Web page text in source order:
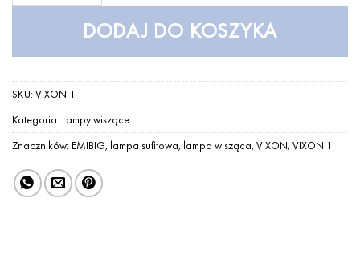
DODAJ DO KOSZYKA
SKU: VIXON 1
Kategoria: Lampy wiszące
Znaczników: EMIBIG, lampa sufitowa, lampa wisząca, VIXON, VIXON 1